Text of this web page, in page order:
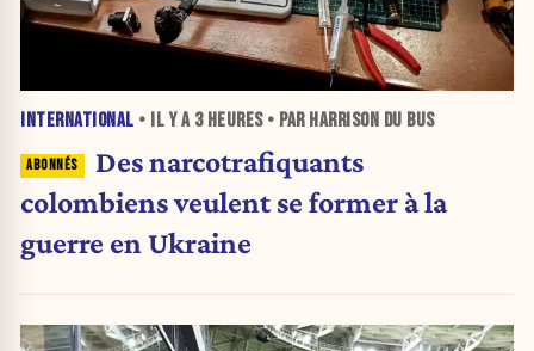
INTERNATIONAL • IL Y A 3 HEURES• PAR HARRISON DU BUS
Des narcotrafiquants
colombiens veulent se former à la
guerre en Ukraine